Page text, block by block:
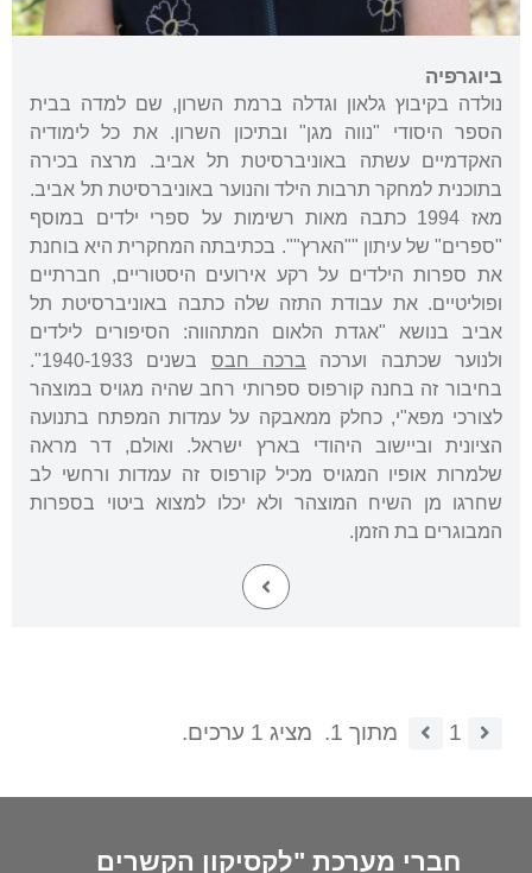
ביוגרפיה
נולדה בקיבוץ גלאון וגדלה ברמת השרון, שם למדה בבית
הספר היסודי "נווה מגן" ובתיכון השרון. את כל לימודיה
האקדמיים עשתה באוניברסיטת תל אביב. מרצה בכירה
בתוכנית למחקר תרבות הילד והנוער באוניברסיטת תל אביב.
מאז 1994 כתבה מאות רשימות על ספרי ילדים במוסף
"ספרים" של עיתון ""הארץ"". בכתיבתה המחקרית היא בוחנת
את ספרות הילדים על רקע אירועים היסטוריים, חברתיים
ופוליטיים. את עבודת התזה שלה כתבה באוניברסיטת תל
אביב בנושא "אגדת הלאום המתהווה: הסיפורים לילדים
ולנוער שכתבה וערכה ברכה חבס
בשנים 1940-1933".
בחיבור זה בחנה קורפוס ספרותי רחב שהיה מגויס במוצהר
לצורכי מפא"י, כחלק ממאבקה על עמדות המפתח בתנועה
הציונית וביישוב היהודי בארץ ישראל. ואולם, דר מראה
שלמרות אופיו המגויס מכיל קורפוס זה עמדות ורחשי לב
שחרגו מן השיח המוצהר ולא יכלו למצוא ביטוי בספרות
המבוגרים בת הזמן.
1 מתוך 1. מציג 1 ערכים.
חברי מערכת "לקסיקון הקשרים